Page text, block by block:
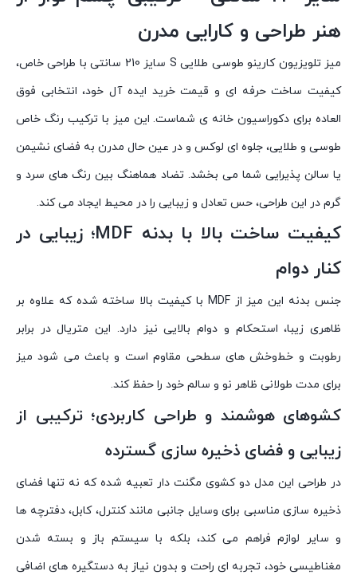
هنر طراحی و کارایی مدرن
میز تلویزیون کارینو طوسی طلایی S سايز 210 سانتی با طراحی خاص،
کیفیت ساخت حرفه ای و قیمت خرید ایده آل خود، انتخابی فوق
العاده برای دکوراسیون خانه ی شماست. این میز با ترکیب رنگ خاص
طوسی و طلایی، جلوه ای لوکس و در عین حال مدرن به فضای نشیمن
یا سالن پذیرایی شما می بخشد. تضاد هماهنگ بین رنگ های سرد و
گرم در این طراحی، حس تعادل و زیبایی را در محیط ایجاد می کند.
کیفیت ساخت بالا با بدنه MDF؛ زیبایی در
کنار دوام
جنس بدنه این میز از MDF با کیفیت بالا ساخته شده که علاوه بر
ظاهری زیبا، استحکام و دوام بالایی نیز دارد. این متریال در برابر
رطوبت و خط‌وخش های سطحی مقاوم است و باعث می شود میز
برای مدت طولانی ظاهر نو و سالم خود را حفظ کند.
کشوهای هوشمند و طراحی کاربردی؛ ترکیبی از
زیبایی و فضای ذخیره سازی گسترده
در طراحی این مدل دو کشوی مگنت دار تعبیه شده که نه تنها فضای
ذخیره سازی مناسبی برای وسایل جانبی مانند کنترل، کابل، دفترچه ها
و سایر لوازم فراهم می کند، بلکه با سیستم باز و بسته شدن
مغناطیسی خود، تجربه ای راحت و بدون نیاز به دستگیره های اضافی